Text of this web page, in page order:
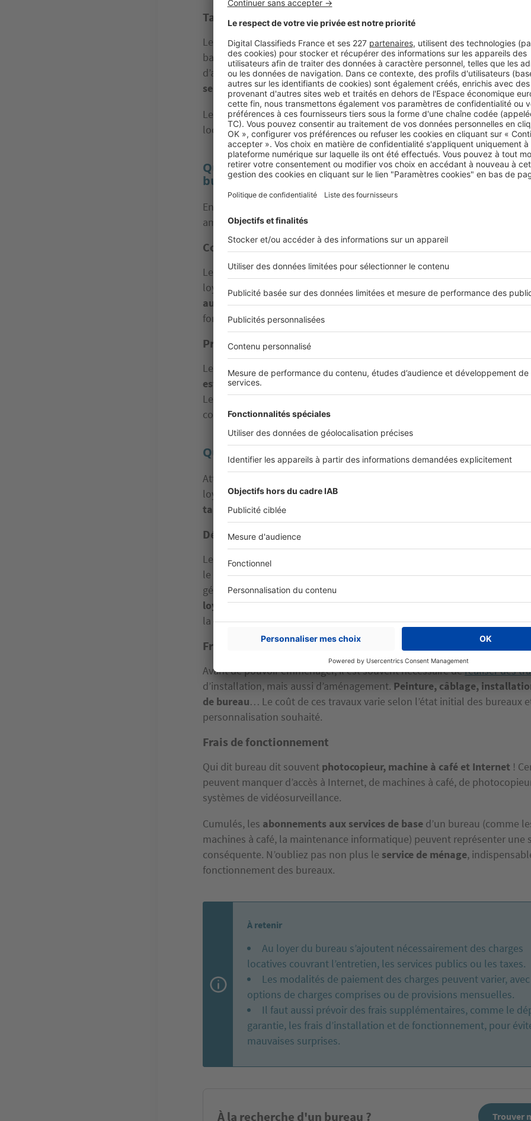
Taxes et redevances
Les charges locatives incluent aussi diversestaxesetredevances, telles
balayage, lataxe pour les ordures ménagères,mais aussi la redevance
d’assainissement. Ces frais sont facturés par les municipalités pour le
services publics essentiels.
Le propriétaire se charge de régler la facture avant de récupérer la
locataires : ce sont descharges récupérables.
Quelles modalités de paiement et de répartition des
bureau ?
En fonction des clauses de votre
amené à régler les charges locatives de plusieurs façons.
Contrats de location avec charges comprises
Les contrats de location avec charges comprisesincluent toutes les
loyer. Cela simplifie la gestion financière car le locataire paie un
montant
aussi forfaitairecouvrant gaz, électricité, Internet et services d’accueil.
formule idéale pour ne pas avoir de mauvaises surprises en fin de mois.
Provisions sur charges et régularisations
Les provisions sur chargessont des paiements mensuels anticipés basés
estimation des coûts annuels
. Ensuite, une régularisation annuelle
Le propriétaire procède donc à un remboursement du trop-perçu ou
complément financierselon les
Quels autres frais annexes invisibles faut-il prévoir ?
Attention ! Les charges locatives ne sont pas les seuls frais à ajouter au
loyer. D’autres dépenses annexes peuvent rapidement s’accumuler et
taux d’effort. Voici quelques-uns de ces coûts souvent invisibles.
Dépôt de garantie et loyer d’avance
Le dépôt de garantie est une
le propriétaire comme assurance contre les éventuels dégâts ou loyers
généralement restitué à la fin du bail, sous réserve de l’état des locaux.
loyer d’avance, souvent requis pour un ou plusieurs mois, peut
la trésorerie initiale de l’entreprise. C’est donc un élément à ne pas
Frais d’installation et d’aménagement
Avant de pouvoir emménager, il est souvent nécessaire deréaliser des
d’installation, mais aussi d’aménagement. Peinture, câblage,
de bureau… Le coût de ces travaux varie selon l’état initial des bureaux
personnalisation souhaité.
Frais de fonctionnement
Qui dit bureau dit souvent photocopieur, machine à café et Internet !
peuvent manquer d’accès à Internet, de machines à café, de
systèmes de vidéosurveillance.
Cumulés, les abonnements aux services de base d’un bureau (comme
machines à café, la maintenance informatique) peuvent représenter une
conséquente. N’oubliez pas non plus le service de ménage,
fonctionnement des bureaux.
À retenir
Au loyer du bureau s’ajoutent nécessairement des charges
locatives couvrant l’entretien, les services publics ou les taxes.
Les modalités de paiement des charges peuvent varier,
options de charges comprises ou de provisions mensuelles.
Il faut aussi prévoir des frais supplémentaires, comme le
garantie, les frais d’installation et de fonctionnement, pour
mauvaises surprises.
À la recherche d'un bureau ? Trouver